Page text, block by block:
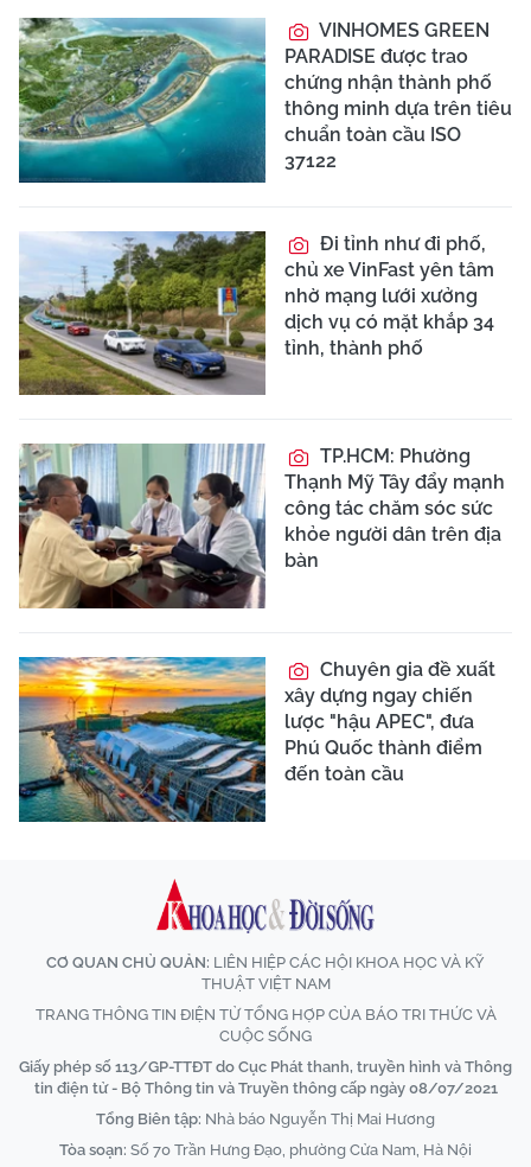
VINHOMES GREEN
PARADISE được trao
chứng nhận thành phố
thông minh dựa trên tiêu
chuẩn toàn cầu ISO
37122
Đi tỉnh như đi phố,
chủ xe VinFast yên tâm
nhờ mạng lưới xưởng
dịch vụ có mặt khắp 34
tỉnh, thành phố
TP.HCM: Phường
Thạnh Mỹ Tây đẩy mạnh
công tác chăm sóc sức
khỏe người dân trên địa
bàn
Chuyên gia đề xuất
xây dựng ngay chiến
lược "hậu APEC", đưa
Phú Quốc thành điểm
đến toàn cầu
CƠ QUAN CHỦ QUẢN: LIÊN HIỆP CÁC HỘI KHOA HỌC VÀ KỸ
THUẬT VIỆT NAM
TRANG THÔNG TIN ĐIỆN TỬ TỔNG HỢP CỦA BÁO TRI THỨC VÀ
CUỘC SỐNG
Giấy phép số 113/GP-TTĐT do Cục Phát thanh, truyền hình và Thông
tin điện tử - Bộ Thông tin và Truyền thông cấp ngày 08/07/2021
Tổng Biên tập: Nhà báo Nguyễn Thị Mai Hương
Tòa soạn: Số 70 Trần Hưng Đạo, phường Cửa Nam, Hà Nội